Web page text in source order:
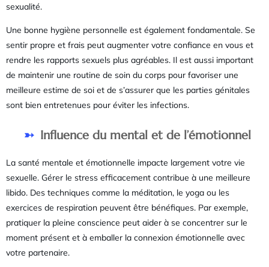
sexualité.
Une bonne hygiène personnelle est également fondamentale. Se
sentir propre et frais peut augmenter votre confiance en vous et
rendre les rapports sexuels plus agréables. Il est aussi important
de maintenir une routine de soin du corps pour favoriser une
meilleure estime de soi et de s’assurer que les parties génitales
sont bien entretenues pour éviter les infections.
Influence du mental et de l’émotionnel
La santé mentale et émotionnelle impacte largement votre vie
sexuelle. Gérer le stress efficacement contribue à une meilleure
libido. Des techniques comme la méditation, le yoga ou les
exercices de respiration peuvent être bénéfiques. Par exemple,
pratiquer la pleine conscience peut aider à se concentrer sur le
moment présent et à emballer la connexion émotionnelle avec
votre partenaire.